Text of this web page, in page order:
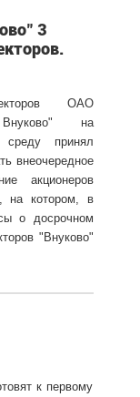
3
ОАО
на
принял
внеочередное
акционеров
на котором, в
о досрочном
"Внуково"
к первому